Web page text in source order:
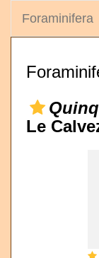
Foraminifera
Le